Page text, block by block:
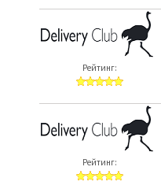
Рейтинг:
Рейтинг: